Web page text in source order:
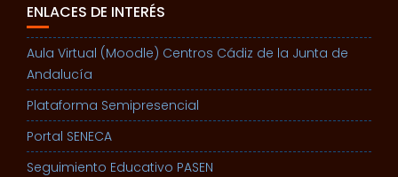
ENLACES DE INTERÉS
Aula Virtual (Moodle) Centros Cádiz de la Junta de
Andalucía
Plataforma Semipresencial
Portal SENECA
Seguimiento Educativo PASEN